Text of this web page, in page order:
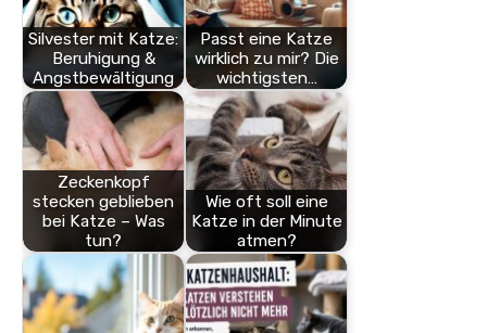
Silvester mit Katze:
Beruhigung &
Angstbewältigung
Passt eine Katze
wirklich zu mir? Die
wichtigsten…
Zeckenkopf
stecken geblieben
bei Katze – Was
tun?
Wie oft soll eine
Katze in der Minute
atmen?